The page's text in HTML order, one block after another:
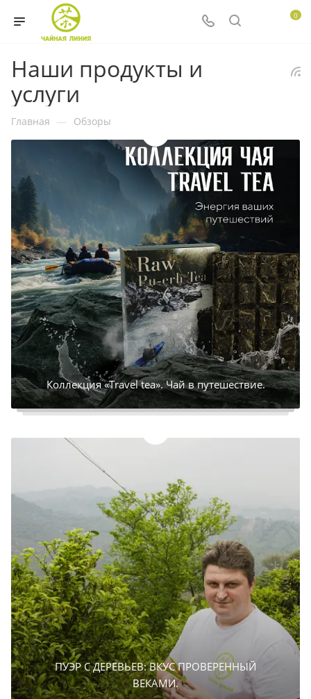
0
Наши продукты и
услуги
Главная — Обзоры
Коллекция «Travel tea». Чай в путешествие.
ПУЭР С ДЕРЕВЬЕВ: ВКУС ПРОВЕРЕННЫЙ
ВЕКАМИ.